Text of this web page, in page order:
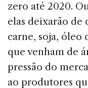
zero até 2020.
elas deixarão
carne, soja, óleo
que venham de
pressão do
ao produtores